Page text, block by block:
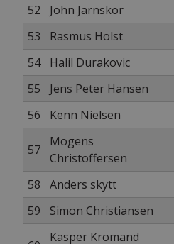
52
John Jarnskor
53
Rasmus Holst
54
Halil Durakovic
55
Jens Peter Hansen
56
Kenn Nielsen
57
Mogens
Christoffersen
58 Anders skytt
59
Simon Christiansen
Kasper Kromand